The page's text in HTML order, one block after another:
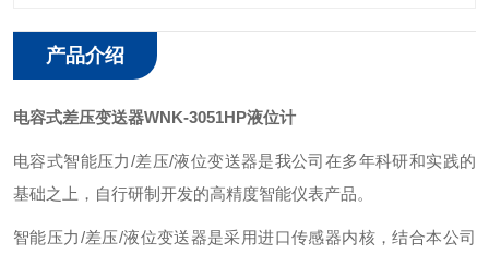
产品介绍
电容式差压变送器WNK-3051HP液位计
电容式智能压力/差压/液位变送器是我公司在多年科研和实践的
基础之上，自行研制开发的高精度智能仪表产品。
智能压力/差压/液位变送器是采用进口传感器内核，结合本公司